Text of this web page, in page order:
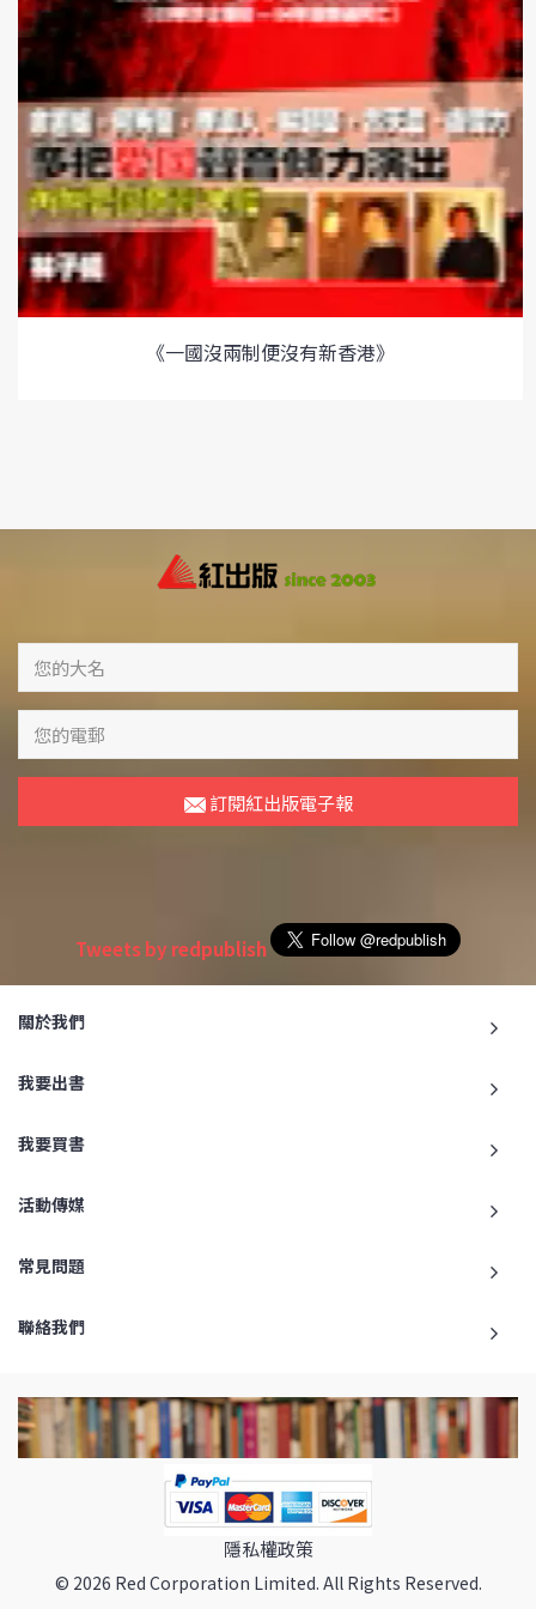
《一國沒兩制便沒有新香港》
訂閱紅出版電子報
Tweets by redpublish
關於我們
我要出書
我要買書
活動傳媒
常見問題
聯絡我們
隱私權政策
© 2026 Red Corporation Limited. All Rights Reserved.